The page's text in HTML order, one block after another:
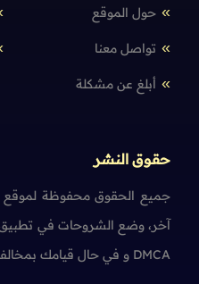
حول الموقع
تواصل معنا
أبلغ عن مشكلة
حقوق النشر
جميع الحقوق محفوظة لموقع
آخر، وضع الشروحات في
DMCA و في حال قيامك بمخالفة حقوق النشر سنضطر آسفين لاتخاذ الإجراءات اللازمة.